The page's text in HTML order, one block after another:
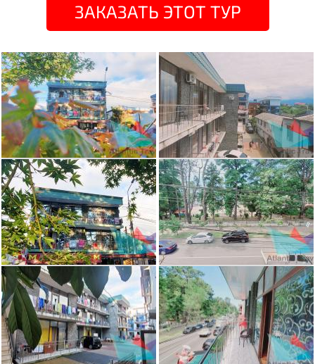
ЗАКАЗАТЬ ЭТОТ ТУР